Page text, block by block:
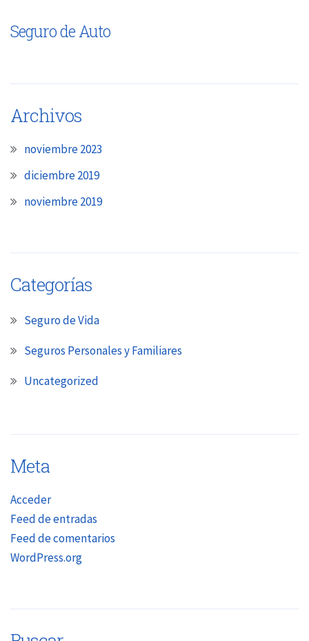
Seguro de Auto
Archivos
noviembre 2023
diciembre 2019
noviembre 2019
Categorías
Seguro de Vida
Seguros Personales y Familiares
Uncategorized
Meta
Acceder
Feed de entradas
Feed de comentarios
WordPress.org